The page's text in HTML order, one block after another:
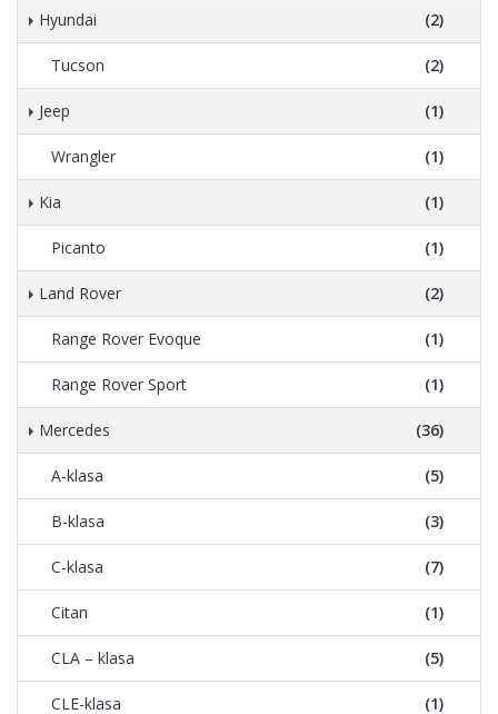
Hyundai (2)
Tucson (2)
Jeep (1)
Wrangler (1)
Kia (1)
Picanto (1)
Land Rover (2)
Range Rover Evoque (1)
Range Rover Sport (1)
Mercedes (36)
A-klasa (5)
B-klasa (3)
C-klasa (7)
Citan (1)
CLA – klasa (5)
CLE-klasa (1)